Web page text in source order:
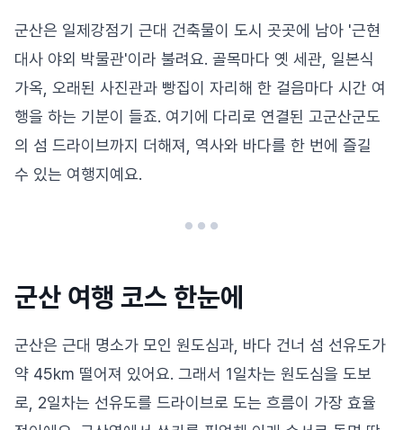
군산은 일제강점기 근대 건축물이 도시 곳곳에 남아 '근현
대사 야외 박물관'이라 불려요. 골목마다 옛 세관, 일본식
가옥, 오래된 사진관과 빵집이 자리해 한 걸음마다 시간 여
행을 하는 기분이 들죠. 여기에 다리로 연결된 고군산군도
의 섬 드라이브까지 더해져, 역사와 바다를 한 번에 즐길
수 있는 여행지예요.
군산 여행 코스 한눈에
군산은 근대 명소가 모인 원도심과, 바다 건너 섬 선유도가
약 45km 떨어져 있어요. 그래서 1일차는 원도심을 도보
로, 2일차는 선유도를 드라이브로 도는 흐름이 가장 효율